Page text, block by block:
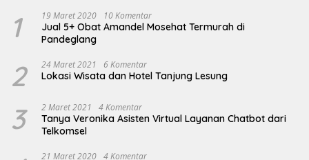
1 19 Maret 2020 10 Komentar
Jual 5+ Obat Amandel Mosehat Termurah di
Pandeglang
2 24 Maret 2021 6 Komentar
Lokasi Wisata dan Hotel Tanjung Lesung
3 2 Maret 2021 4 Komentar
Tanya Veronika Asisten Virtual Layanan Chatbot dari
Telkomsel
21 Maret 2020 4 Komentar